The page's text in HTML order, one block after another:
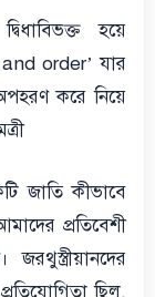
হয়ে
order’ যার
করে নিয়ে
জাতি কীভাবে
প্রতিবেশী
ছিল,